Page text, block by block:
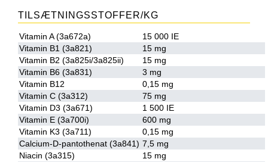
WALDHAUSEN
WALSH
ZILCO
QHP -BRANDS OF Q
TILSÆTNINGSSTOFFER/KG
Vitamin A (3a672a)
15 000 IE
Vitamin B1 (3a821)
15 mg
Vitamin B2 (3a825i/3a825ii)
15 mg
Vitamin B6 (3a831)
3 mg
Vitamin B12
0,15 mg
Vitamin C (3a312)
75 mg
Vitamin D3 (3a671)
1 500 IE
Vitamin E (3a700i)
600 mg
Vitamin K3 (3a711)
0,15 mg
Calcium-D-pantothenat (3a841) 7,5 mg
Niacin (3a315)
15 mg